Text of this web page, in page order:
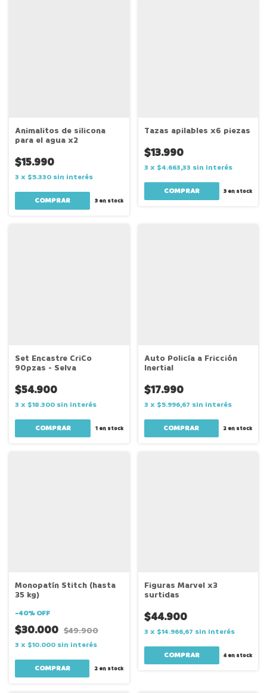
Animalitos de silicona
para el agua x2
$15.990
3 x $5.330 sin interés
3en stock
Tazas apilables x6 piezas
$13.990
3 x $4.663,33 sin interés
3 en stock
Set Encastre CriCo
90pzas - Selva
$54.900
3 x $18.300 sin interés
1en stock
Auto Policía a Fricción
Inertial
$17.990
3 x $5.996,67 sin interés
2 en stock
Monopatín Stitch (hasta
35 kg)
-40%OFF
$30.000 $49.900
3 x $10.000 sin interés
2en stock
Figuras Marvel x3
surtidas
$44.900
3 x $14.966,67 sin interés
4 en stock